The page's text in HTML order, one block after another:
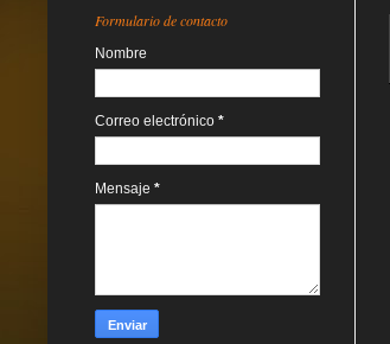
Formulario de contacto
Nombre
Correo electrónico *
Mensaje *